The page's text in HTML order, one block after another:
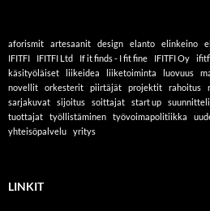
aforismit artesaanit design elanto elinkeino
IFITFI
IFITFI Ltd If it finds - I fit fine IFITFI Oy
käsityöläiset
liikeidea liiketoiminta luovuus
novellit
orkesterit piirtäjät projektit rahoitus
sarjakuvat
sijoitus soittajat start up
tuottajat
työllistäminen työvoimapolitiikka
yhteisöpalvelu
yritys
LINKIT